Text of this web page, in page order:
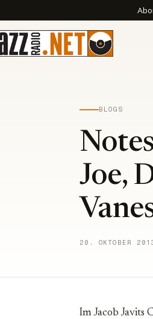
BLOGS
Joe,
20. OKTOBER
Im Jacob Javits